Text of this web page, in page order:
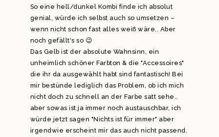
So eine hell/dunkel Kombi finde ich absolut
genial, würde ich selbst auch so umsetzen –
wenn nicht schon fast alles weiß wäre.. Aber
noch gefällt's so 😉
Das Gelb ist der absolute Wahnsinn, ein
unheimlich schöner Farbton & die "Accessoires"
die ihr da ausgewählt habt sind fantastisch! Bei
mir bestünde lediglich das Problem, ob ich mich
nicht doch zu schnell an der Farbe satt sehe..
aber sowas ist ja immer noch austauschbar, ich
würde jetzt sagen "Nichts ist für immer" aber
irgendwie erscheint mir das auch nicht passend.